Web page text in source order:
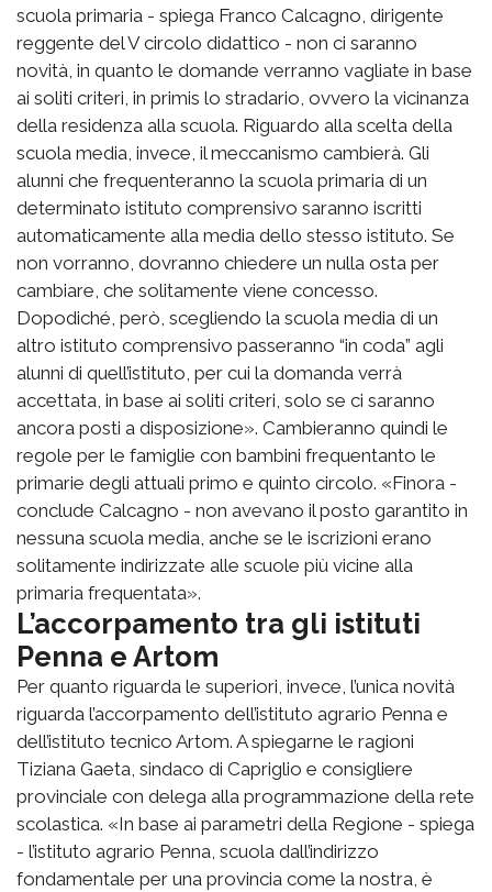
scuola primaria - spiega Franco Calcagno, dirigente
reggente del V circolo didattico - non ci saranno
novità, in quanto le domande verranno vagliate in base
ai soliti criteri, in primis lo stradario, ovvero la vicinanza
della residenza alla scuola. Riguardo alla scelta della
scuola media, invece, il meccanismo cambierà. Gli
alunni che frequenteranno la scuola primaria di un
determinato istituto comprensivo saranno iscritti
automaticamente alla media dello stesso istituto. Se
non vorranno, dovranno chiedere un nulla osta per
cambiare, che solitamente viene concesso.
Dopodiché, però, scegliendo la scuola media di un
altro istituto comprensivo passeranno “in coda” agli
alunni di quell’istituto, per cui la domanda verrà
accettata, in base ai soliti criteri, solo se ci saranno
ancora posti a disposizione». Cambieranno quindi le
regole per le famiglie con bambini frequentanto le
primarie degli attuali primo e quinto circolo. «Finora -
conclude Calcagno - non avevano il posto garantito in
nessuna scuola media, anche se le iscrizioni erano
solitamente indirizzate alle scuole più vicine alla
primaria frequentata».
L’accorpamento tra gli istituti
Penna e Artom
Per quanto riguarda le superiori, invece, l’unica novità
riguarda l’accorpamento dell’istituto agrario Penna e
dell’istituto tecnico Artom. A spiegarne le ragioni
Tiziana Gaeta, sindaco di Capriglio e consigliere
provinciale con delega alla programmazione della rete
scolastica. «In base ai parametri della Regione - spiega
- l’istituto agrario Penna, scuola dall’indirizzo
fondamentale per una provincia come la nostra, è